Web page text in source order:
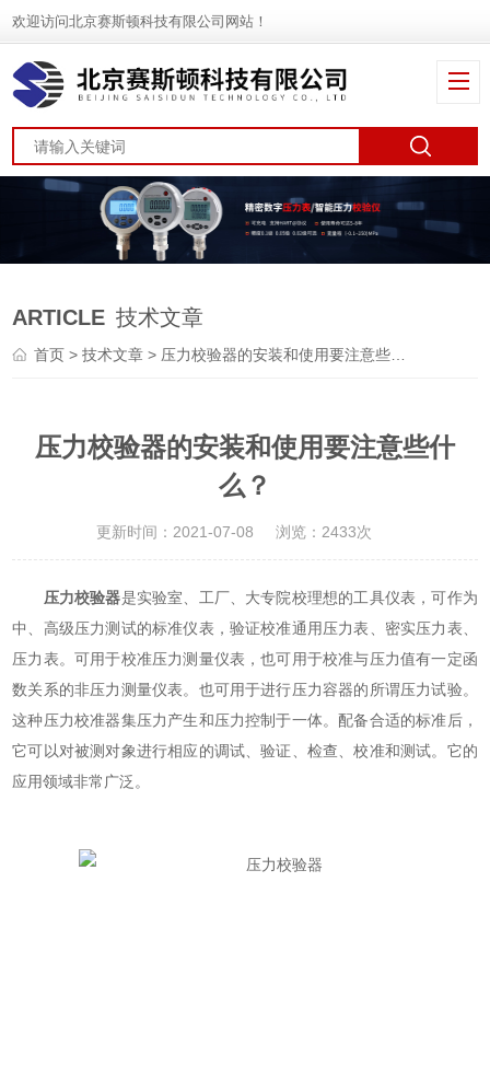
欢迎访问北京赛斯顿科技有限公司网站！
ARTICLE 技术文章
首页 >技术文章 > 压力校验器的安装和使用要注意些什么？
压力校验器的安装和使用要注意些什
么？
更新时间：2021-07-08 浏览：2433次
压力校验器是实验室、工厂、大专院校理想的工具仪表，可作为
中、高级压力测试的标准仪表，验证校准通用压力表、密实压力表、
压力表。可用于校准压力测量仪表，也可用于校准与压力值有一定函
数关系的非压力测量仪表。也可用于进行压力容器的所谓压力试验。
这种压力校准器集压力产生和压力控制于一体。配备合适的标准后，
它可以对被测对象进行相应的调试、验证、检查、校准和测试。它的
应用领域非常广泛。